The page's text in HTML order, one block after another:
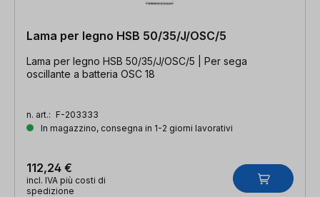
Lama per legno HSB 50/35/J/OSC/5
Lama per legno HSB 50/35/J/OSC/5 | Per sega
oscillante a batteria OSC 18
n. art.: F-203333
In magazzino, consegna in 1-2 giorni lavorativi
112,24 €
incl. IVA più costi di
spedizione